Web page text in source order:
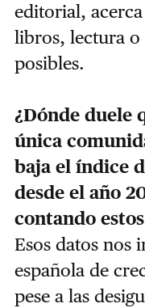
editorial,
libros, lectura o
posibles.
¿Dónde duele
única
baja el índice
desde el año
contando
Esos datos nos
española de
pese a las